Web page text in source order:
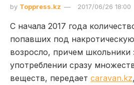
by Toppress.kz 2017/06/26 18:00
С начала 2017 года
попавших под
возросло, причем школьники
употреблении сразу
веществ, передает caravan.kz